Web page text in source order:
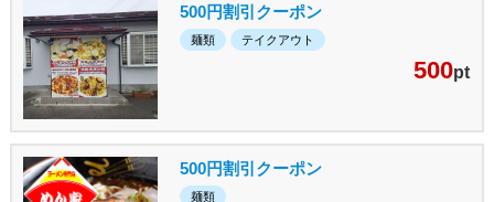
500円割引クーポン
麺類 テイクアウト
500pt
500円割引クーポン
麺類